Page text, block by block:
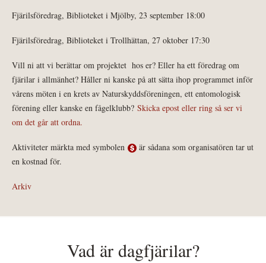
Fjärilsföredrag, Biblioteket i Mjölby, 23 september 18:00
Fjärilsföredrag, Biblioteket i Trollhättan, 27 oktober 17:30
Vill ni att vi berättar om projektet hos er? Eller ha ett föredrag om
fjärilar i allmänhet? Håller ni kanske på att sätta ihop programmet inför
vårens möten i en krets av Naturskyddsföreningen, ett entomologisk
förening eller kanske en fågelklubb? Skicka epost eller ring så ser vi
om det går att ordna.
Aktiviteter märkta med symbolen
är sådana som organisatören tar ut
en kostnad för.
Arkiv
Vad är dagfjärilar?